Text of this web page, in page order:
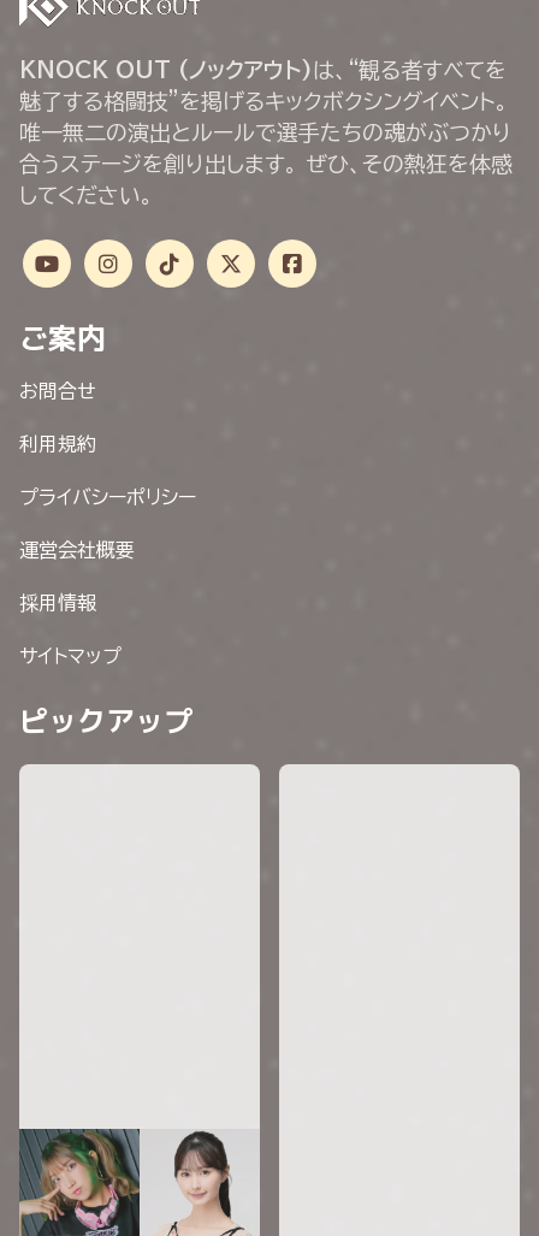
KNOCK OUT (ノックアウト) は、“観る者すべてを
魅了する格闘技”を掲げるキックボクシングイベント。
唯一無二の演出とルールで選手たちの魂がぶつかり
合うステージを創り出します。 ぜひ、その熱狂を体感
してください。
ご案内
お問合せ
利用規約
プライバシーポリシー
運営会社概要
採用情報
サイトマップ
ピックアップ